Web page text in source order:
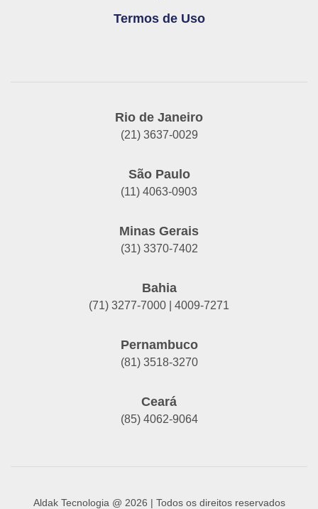
Termos de Uso
Rio de Janeiro
(21) 3637-0029
São Paulo
(11) 4063-0903
Minas Gerais
(31) 3370-7402
Bahia
(71) 3277-7000 | 4009-7271
Pernambuco
(81) 3518-3270
Ceará
(85) 4062-9064
Aldak Tecnologia @ 2026 | Todos os direitos reservados